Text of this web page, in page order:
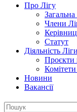
Про Лігу
Члени
Статут
Діяльність Ліги
Проєкти
Новини
Вакансії